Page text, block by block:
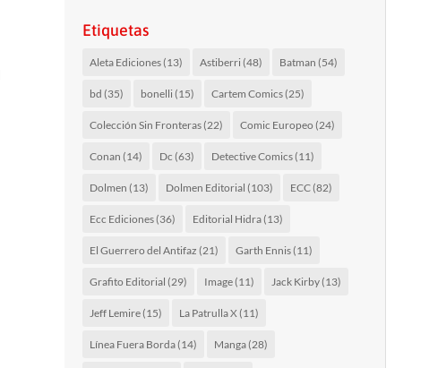
Etiquetas
Aleta Ediciones(13) Astiberri(48) Batman (54)
bd (35) bonelli(15) Cartem Comics(25)
Colección Sin Fronteras(22) Comic Europeo (24)
Conan (14) Dc (63) Detective Comics(11)
Dolmen (13) Dolmen Editorial (103) ECC(82)
Ecc Ediciones(36) Editorial Hidra(13)
El Guerrero del Antifaz (21) Garth Ennis(11)
Grafito Editorial (29) Image(11) Jack Kirby(13)
Jeff Lemire(15) La Patrulla X(11)
Línea Fuera Borda(14) Manga(28)